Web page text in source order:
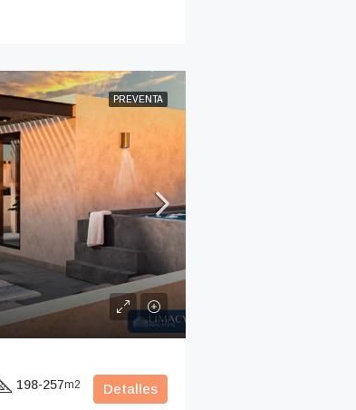
PREVENTA
198-257m2
Detalles